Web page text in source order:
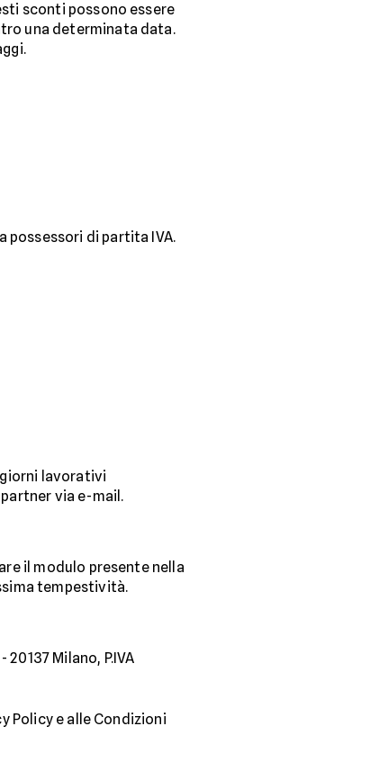
sconti possono essere
una determinata data.
possessori di partita IVA.
lavorativi
via e-mail.
il modulo presente nella
tempestività.
Milano, P.IVA
Policy e alle Condizioni